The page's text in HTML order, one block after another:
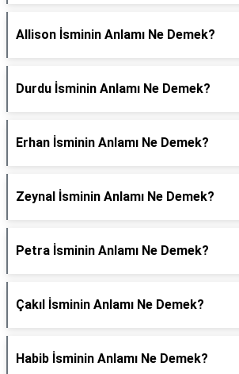
Allison İsminin Anlamı Ne Demek?
Durdu İsminin Anlamı Ne Demek?
Erhan İsminin Anlamı Ne Demek?
Zeynal İsminin Anlamı Ne Demek?
Petra İsminin Anlamı Ne Demek?
Çakıl İsminin Anlamı Ne Demek?
Habib İsminin Anlamı Ne Demek?